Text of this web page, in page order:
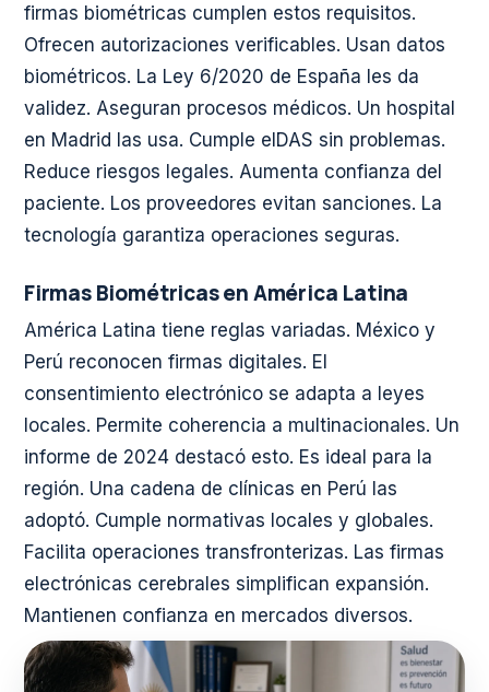
firmas biométricas cumplen estos requisitos.
Ofrecen autorizaciones verificables. Usan datos
biométricos. La Ley 6/2020 de España les da
validez. Aseguran procesos médicos. Un hospital
en Madrid las usa. Cumple eIDAS sin problemas.
Reduce riesgos legales. Aumenta confianza del
paciente. Los proveedores evitan sanciones. La
tecnología garantiza operaciones seguras.
Firmas Biométricas en América Latina
América Latina tiene reglas variadas. México y
Perú reconocen firmas digitales. El
consentimiento electrónico se adapta a leyes
locales. Permite coherencia a multinacionales. Un
informe de 2024 destacó esto. Es ideal para la
región. Una cadena de clínicas en Perú las
adoptó. Cumple normativas locales y globales.
Facilita operaciones transfronterizas. Las firmas
electrónicas cerebrales simplifican expansión.
Mantienen confianza en mercados diversos.